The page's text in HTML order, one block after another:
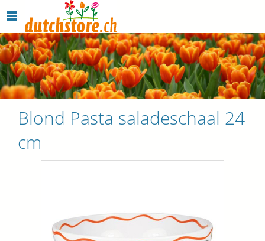
Blond Pasta saladeschaal 24
cm